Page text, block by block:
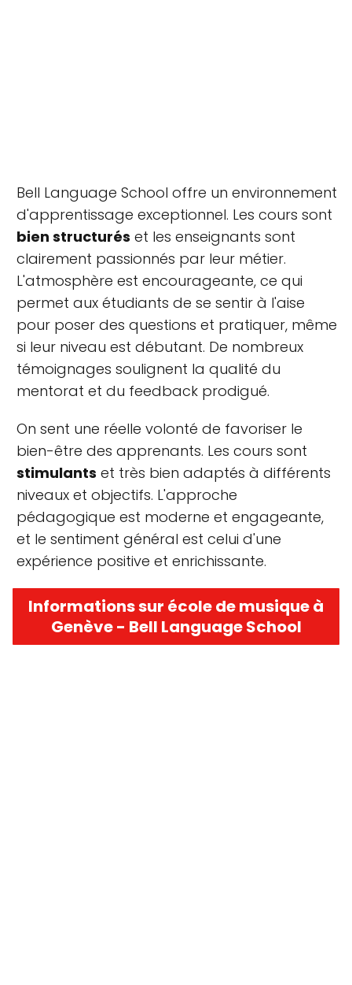
Bell Language School offre un environnement
d'apprentissage exceptionnel. Les cours sont
bien structurés et les enseignants sont
clairement passionnés par leur métier.
L'atmosphère est encourageante, ce qui
permet aux étudiants de se sentir à l'aise
pour poser des questions et pratiquer, même
si leur niveau est débutant. De nombreux
témoignages soulignent la qualité du
mentorat et du feedback prodigué.
On sent une réelle volonté de favoriser le
bien-être des apprenants. Les cours sont
stimulants et très bien adaptés à différents
niveaux et objectifs. L'approche
pédagogique est moderne et engageante,
et le sentiment général est celui d'une
expérience positive et enrichissante.
Informations sur école de musique à
Genève - Bell Language School